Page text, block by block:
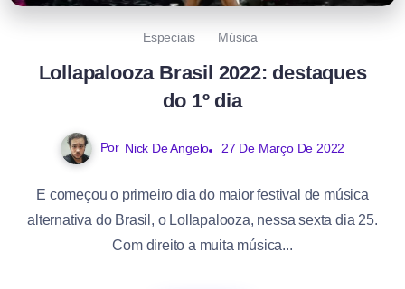
Especiais Música
Lollapalooza Brasil 2022: destaques
do 1º dia
Por Nick De Angelo 27 De Março De 2022
E começou o primeiro dia do maior festival de música
alternativa do Brasil, o Lollapalooza, nessa sexta dia 25.
Com direito a muita música...